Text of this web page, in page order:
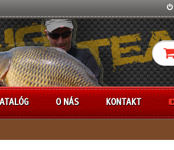
O NÁS KONTAKT